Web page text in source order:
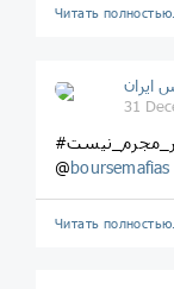
Читать
ایران
31
@boursemafias
Читать